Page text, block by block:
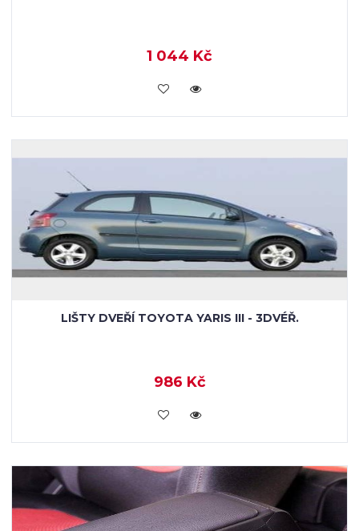
1 044 Kč
KOUPIT
LIŠTY DVEŘÍ TOYOTA YARIS III - 3DVÉŘ.
986 Kč
KOUPIT